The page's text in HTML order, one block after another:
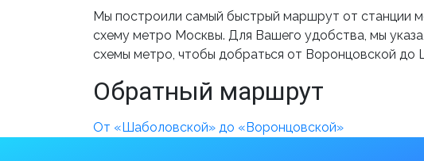
Мы построили самый быстрый маршрут от станции
схему метро Москвы. Для Вашего удобства, мы
схемы метро, чтобы добраться от Воронцовской до
Обратный маршрут
От «Шаболовской» до «Воронцовской»